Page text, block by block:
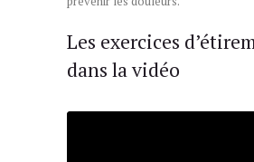
Les exercices
dans la vidéo